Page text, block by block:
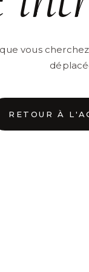
vous
RETOUR À